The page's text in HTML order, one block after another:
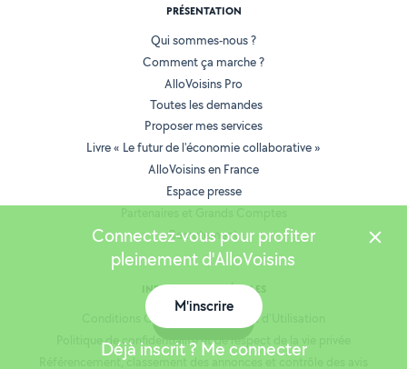
PRÉSENTATION
Qui sommes-nous ?
Comment ça marche ?
AlloVoisins Pro
Toutes les demandes
Proposer mes services
Livre « Le futur de l'économie collaborative »
AlloVoisins en France
Espace presse
Recrutement
INFORMATIONS LÉGALES
Conditions Générales de Vente et d'Utilisation
Politique de confidentialité et de respect de la vie privée
Référencement, classement des annonces et contrôle des avis
Connectez-vous pour profiter
pleinement d'AlloVoisins
M'inscrire
Déjà inscrit ? Me connecter